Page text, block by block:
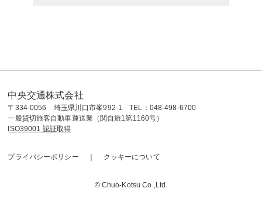
中央交通株式会社
〒334-0056 埼玉県川口市峯992-1 TEL：048-498-6700
一般貸切旅客自動車運送業（関自旅1第1160号）
ISO39001 認証取得
プライバシーポリシー クッキーについて
© Chuo-Kotsu Co.,Ltd.